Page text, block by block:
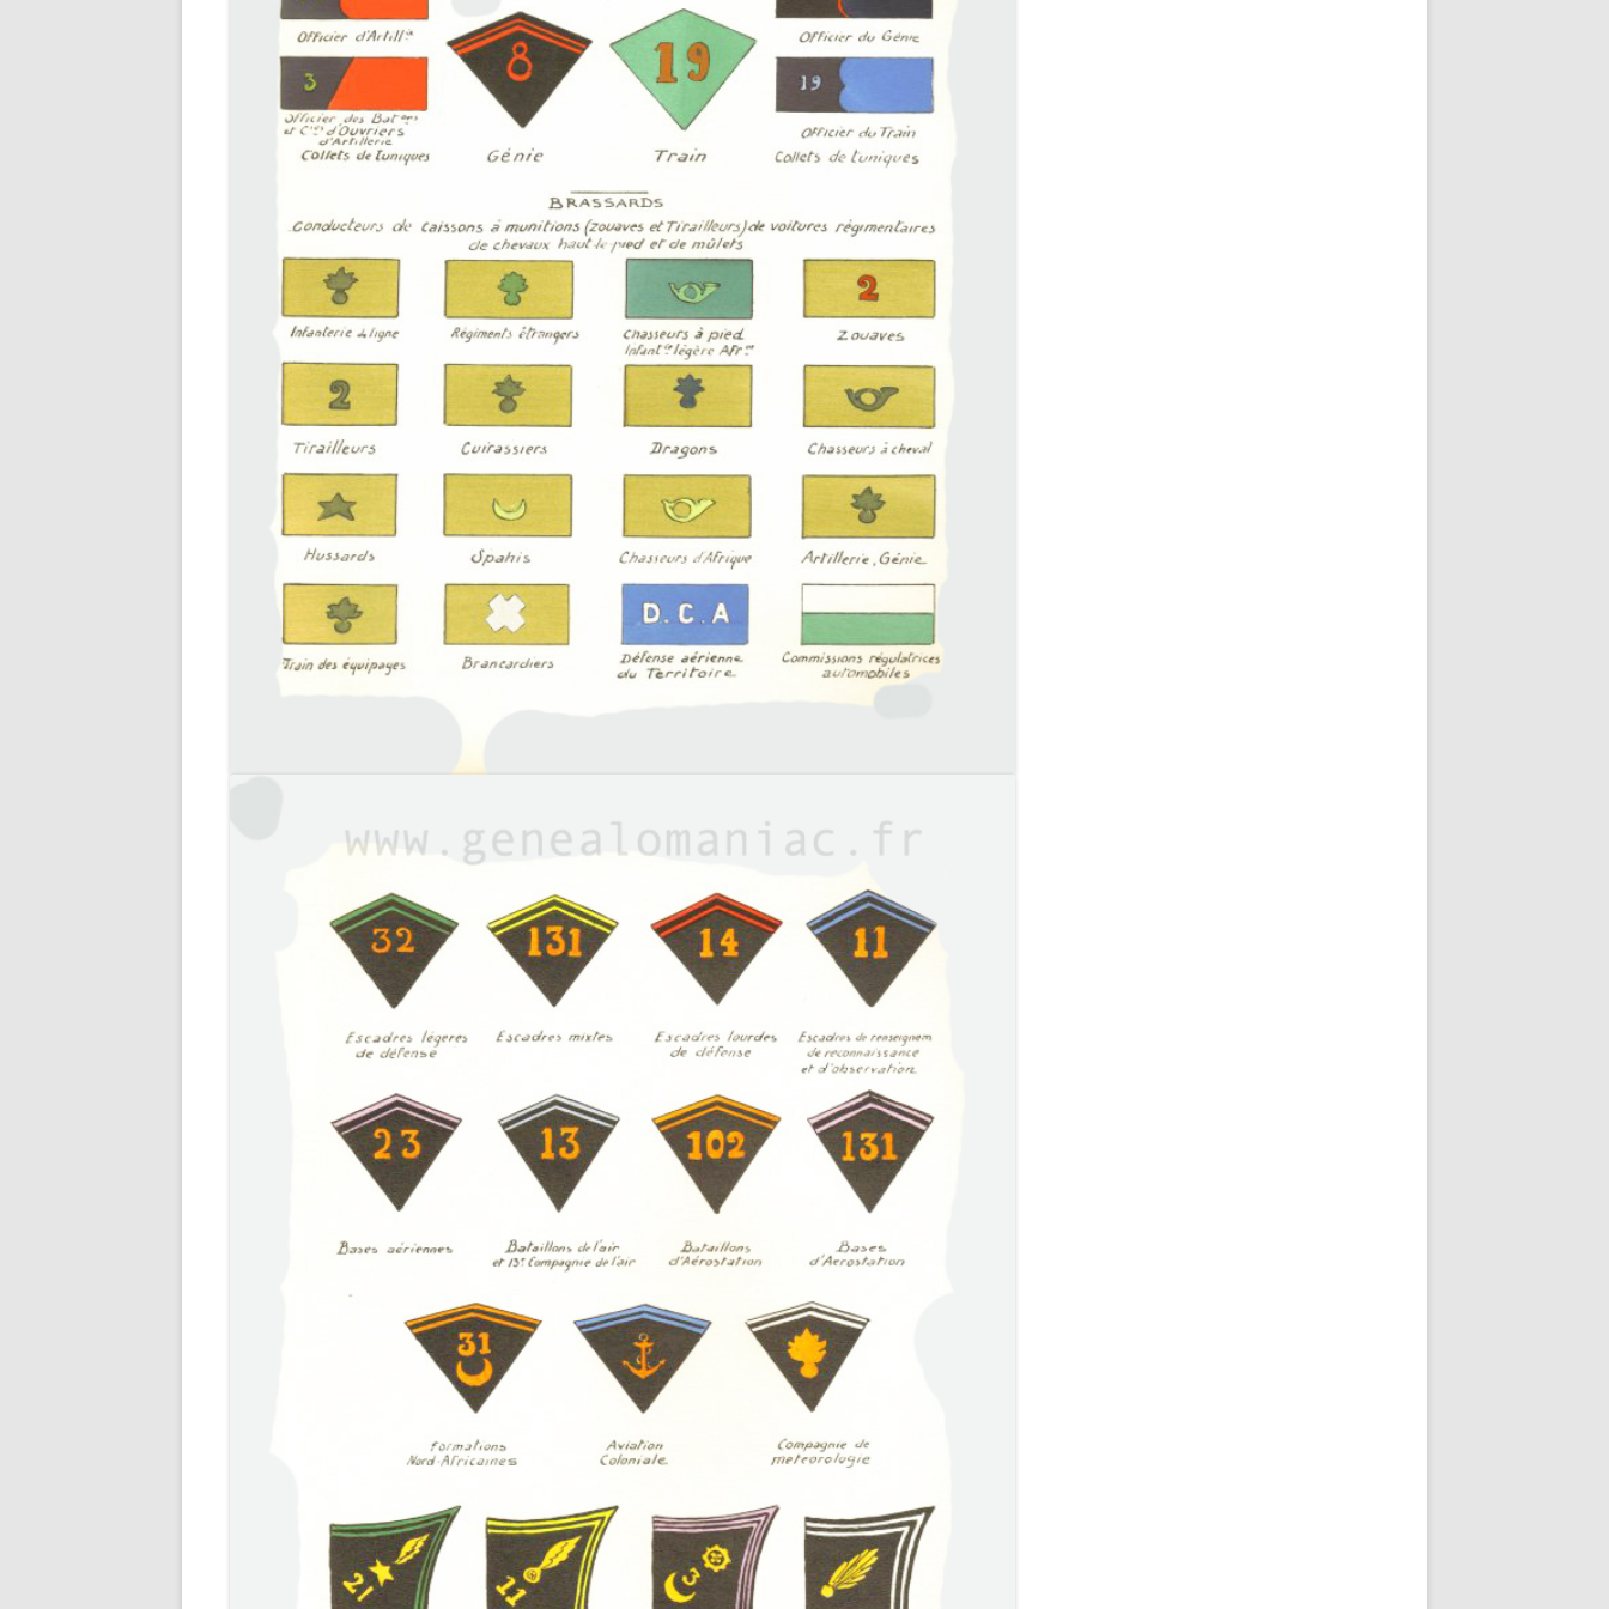
L’ARMÉE DE VERSAILLES – 1871
LA GRANDE GUERRE DES
FRANÇAIS: À TRAVERS LES
COLLECTE